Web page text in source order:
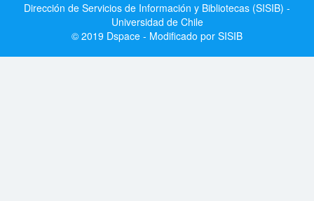
Dirección de Servicios de Información y Bibliotecas (SISIB) -
Universidad de Chile
© 2019 Dspace - Modificado por SISIB